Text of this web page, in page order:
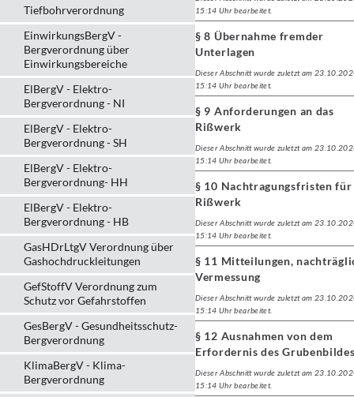
Tiefbohrverordnung
EinwirkungsBergV -
Bergverordnung über
Einwirkungsbereiche
ElBergV - Elektro-
Bergverordnung - NI
ElBergV - Elektro-
Bergverordnung - SH
ElBergV - Elektro-
Bergverordnung- HH
ElBergV - Elektro-
Bergverordnung - HB
GasHDrLtgV Verordnung über
Gashochdruckleitungen
GefStoffV Verordnung zum
Schutz vor Gefahrstoffen
GesBergV - Gesundheitsschutz-
Bergverordnung
KlimaBergV - Klima-
Bergverordnung
15:14 Uhr bearbeitet.
§ 8 Übernahme fremder
Unterlagen
Dieser Abschnitt wurde zuletzt am
15:14 Uhr bearbeitet.
§ 9 Anforderungen an das
Rißwerk
Dieser Abschnitt wurde zuletzt am
15:14 Uhr bearbeitet.
§ 10 Nachtragungsfristen für
Rißwerk
Dieser Abschnitt wurde zuletzt am
15:14 Uhr bearbeitet.
§ 11 Mitteilungen,
Vermessung
Dieser Abschnitt wurde zuletzt am
15:14 Uhr bearbeitet.
§ 12 Ausnahmen von dem
Erfordernis des
Dieser Abschnitt wurde zuletzt am
15:14 Uhr bearbeitet.